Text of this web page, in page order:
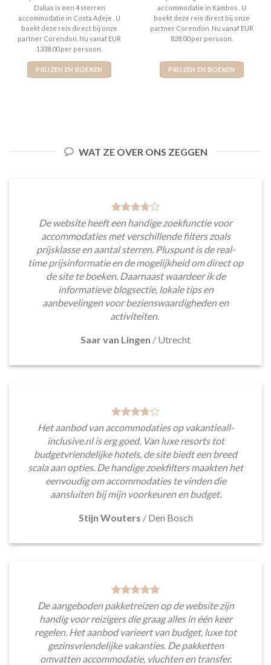
Dalias is een 4 sterren
accommodatie in Costa Adeje . U
boekt deze reis direct bij onze
partner Corendon. Nu vanaf EUR
1338.00 per persoon.
PRIJZEN EN BOEKEN
accommodatie in Kambos . U
boekt deze reis direct bij onze
partner Corendon. Nu vanaf EUR
828.00 per persoon.
PRIJZEN EN BOEKEN
WAT ZE OVER ONS ZEGGEN
De website heeft een handige zoekfunctie voor
accommodaties met verschillende filters zoals
prijsklasse en aantal sterren. Pluspunt is de real-
time prijsinformatie en de mogelijkheid om direct op
de site te boeken. Daarnaast waardeer ik de
informatieve blogsectie, lokale tips en
aanbevelingen voor bezienswaardigheden en
activiteiten.
Saar van Lingen / Utrecht
Het aanbod van accommodaties op vakantieall-
inclusive.nl is erg goed. Van luxe resorts tot
budgetvriendelijke hotels, de site biedt een breed
scala aan opties. De handige zoekfilters maakten het
eenvoudig om accommodaties te vinden die
aansluiten bij mijn voorkeuren en budget.
Stijn Wouters / Den Bosch
De aangeboden pakketreizen op de website zijn
handig voor reizigers die graag alles in één keer
regelen. Het aanbod varieert van budget, luxe tot
gezinsvriendelijke vakanties. De pakketten
omvatten accommodatie, vluchten en transfer.